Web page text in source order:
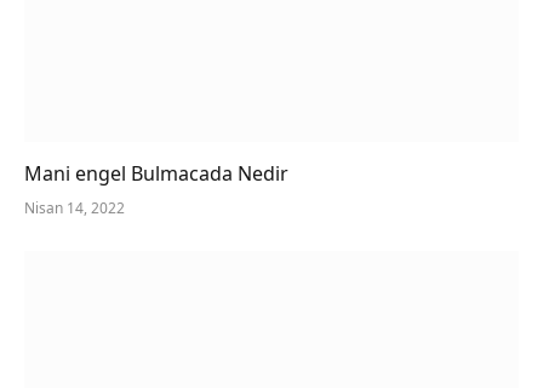
Mani engel Bulmacada Nedir
Nisan 14, 2022